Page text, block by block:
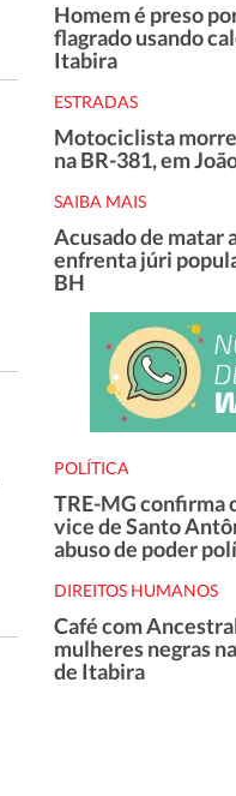
Homem é preso
flagrado usando
Itabira
ESTRADAS
Motociclista
na BR-381, em
SAIBA MAIS
Acusado de matar
enfrenta júri
BH
POLÍTICA
TRE-MG confirma
vice de Santo
abuso de poder
DIREITOS HUMANOS
Café com
mulheres negras
de Itabira